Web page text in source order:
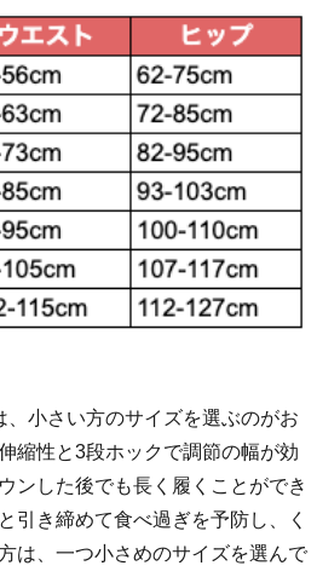
、小さい方のサイズを選ぶのがお
縮性と3段ホックで調節の幅が効
ンした後でも長く履くことができ
引き締めて食べ過ぎを予防し、く
は、一つ小さめのサイズを選んで